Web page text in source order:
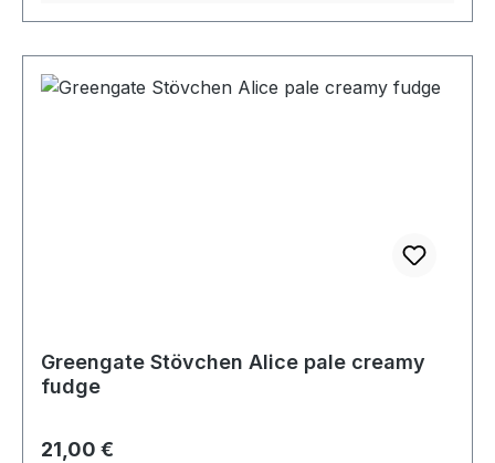
Greengate Stövchen Alice pale creamy
fudge
Regulärer Preis:
21,00 €